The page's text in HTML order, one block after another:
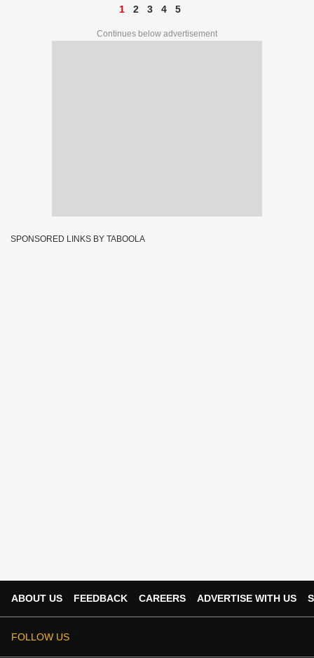
1 2 3 4 5
Continues below advertisement
SPONSORED LINKS BY TABOOLA
ABOUT US FEEDBACK CAREERS ADVERTISE WITH US
FOLLOW US